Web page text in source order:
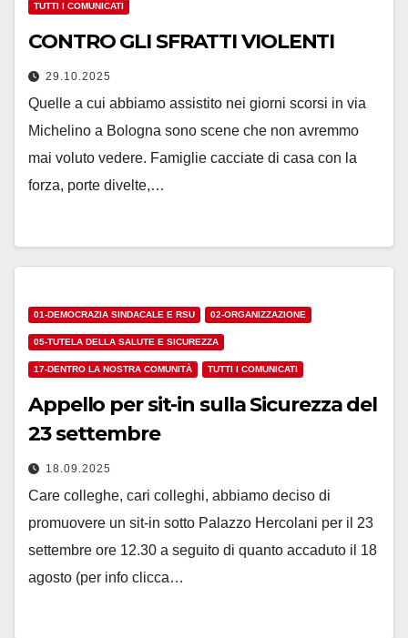
TUTTI I COMUNICATI
CONTRO GLI SFRATTI VIOLENTI
29.10.2025
Quelle a cui abbiamo assistito nei giorni scorsi in via
Michelino a Bologna sono scene che non avremmo
mai voluto vedere. Famiglie cacciate di casa con la
forza, porte divelte,…
01-DEMOCRAZIA SINDACALE E RSU 02-ORGANIZZAZIONE
05-TUTELA DELLA SALUTE E SICUREZZA
17-DENTRO LA NOSTRA COMUNITÀ TUTTI I COMUNICATI
Appello per sit-in sulla Sicurezza del
23 settembre
18.09.2025
Care colleghe, cari colleghi, abbiamo deciso di
promuovere un sit-in sotto Palazzo Hercolani per il 23
settembre ore 12.30 a seguito di quanto accaduto il 18
agosto (per info clicca…